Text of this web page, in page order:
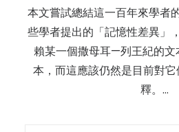
本文嘗試總結這一百年來學者
些學者提出的「記憶性差異」
賴某一個撒母耳—列王紀的
本，而這應該仍然是目前對
釋。…